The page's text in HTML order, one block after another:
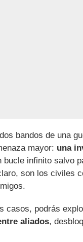
bandos de una
mayor: una
bucle infinito salvo
son los civiles
casos, podrás
aliados,